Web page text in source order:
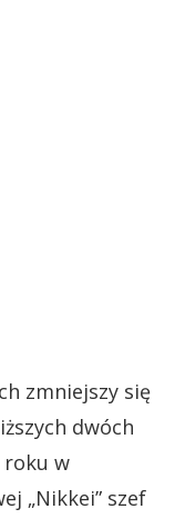
zmniejszy się
dwóch
roku w
„Nikkei” szef